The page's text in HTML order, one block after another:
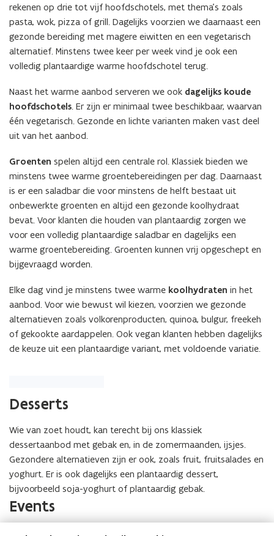
rekenen op drie tot vijf hoofdschotels, met thema’s zoals
pasta, wok, pizza of grill. Dagelijks voorzien we daarnaast een
gezonde bereiding met magere eiwitten en een vegetarisch
alternatief. Minstens twee keer per week vind je ook een
volledig plantaardige warme hoofdschotel terug.
Naast het warme aanbod serveren we ook dagelijks koude
hoofdschotels. Er zijn er minimaal twee beschikbaar, waarvan
één vegetarisch. Gezonde en lichte varianten maken vast deel
uit van het aanbod.
Groenten spelen altijd een centrale rol. Klassiek bieden we
minstens twee warme groentebereidingen per dag. Daarnaast
is er een saladbar die voor minstens de helft bestaat uit
onbewerkte groenten en altijd een gezonde koolhydraat
bevat. Voor klanten die houden van plantaardig zorgen we
voor een volledig plantaardige saladbar en dagelijks een
warme groentebereiding. Groenten kunnen vrij opgeschept en
bijgevraagd worden.
Elke dag vind je minstens twee warme koolhydraten in het
aanbod. Voor wie bewust wil kiezen, voorzien we gezonde
alternatieven zoals volkorenproducten, quinoa, bulgur, freekeh
of gekookte aardappelen. Ook vegan klanten hebben dagelijks
de keuze uit een plantaardige variant, met voldoende variatie.
Desserts
Wie van zoet houdt, kan terecht bij ons klassiek
dessertaanbod met gebak en, in de zomermaanden, ijsjes.
Gezondere alternatieven zijn er ook, zoals fruit, fruitsalades en
yoghurt. Er is ook dagelijks een plantaardig dessert,
bijvoorbeeld soja-yoghurt of plantaardig gebak.
Events